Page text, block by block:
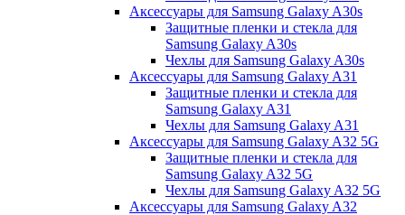
Аксессуары для Samsung Galaxy A30s
Защитные пленки и стекла для
Samsung Galaxy A30s
Чехлы для Samsung Galaxy A30s
Аксессуары для Samsung Galaxy A31
Защитные пленки и стекла для
Samsung Galaxy A31
Чехлы для Samsung Galaxy A31
Аксессуары для Samsung Galaxy A32 5G
Защитные пленки и стекла для
Samsung Galaxy A32 5G
Чехлы для Samsung Galaxy A32 5G
Аксессуары для Samsung Galaxy A32